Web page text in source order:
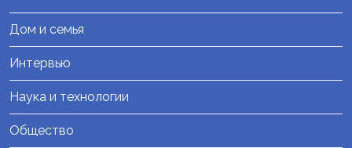
Дом и семья
Интервью
Наука и технологии
Общество